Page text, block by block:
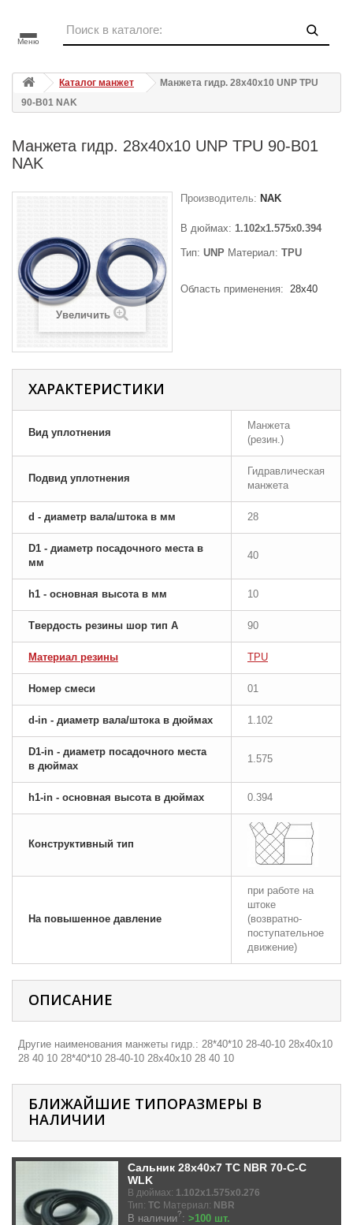
Меню
Каталог манжет
Манжета гидр. 28x40x10 UNP TPU
90-B01 NAK
Манжета гидр. 28x40x10 UNP TPU 90-B01
NAK
Увеличить
Производитель: NAK
В дюймах: 1.102x1.575x0.394
Тип: UNP Материал: TPU
Область применения: 28x40
ХАРАКТЕРИСТИКИ
Вид уплотнения
Манжета
(резин.)
Подвид уплотнения
Гидравлическая
манжета
d - диаметр вала/штока в мм 28
D1 - диаметр посадочного места в
мм
40
h1 - основная высота в мм 10
Твердость резины шор тип A 90
Материал резины TPU
Номер смеси 01
d-in - диаметр вала/штока в дюймах 1.102
D1-in - диаметр посадочного места
в дюймах
1.575
h1-in - основная высота в дюймах 0.394
Конструктивный тип
На повышенное давление
при работе на
штоке
(возвратно-
поступательное
движение)
ОПИСАНИЕ
Другие наименования манжеты гидр.: 28*40*10 28-40-10 28х40х10
28 40 10 28*40*10 28-40-10 28х40х10 28 40 10
БЛИЖАЙШИЕ ТИПОРАЗМЕРЫ В
НАЛИЧИИ
Сальник 28x40x7 TC NBR 70-C-C
WLK
В дюймах: 1.102x1.575x0.276
Тип: TC Материал: NBR
В наличии?: >100 шт.